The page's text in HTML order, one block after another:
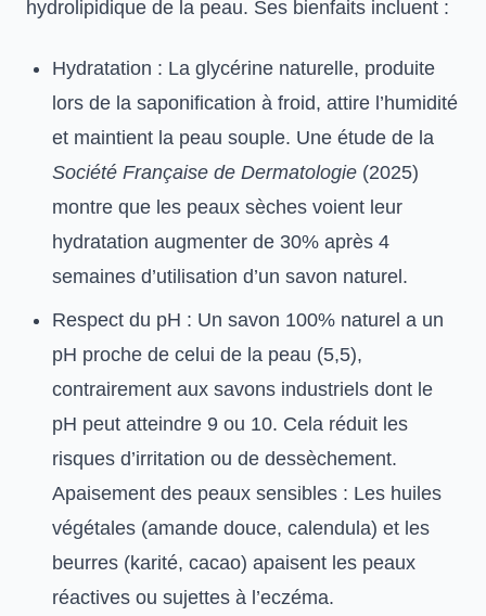
hydrolipidique de la peau. Ses bienfaits incluent :
Hydratation : La glycérine naturelle, produite
lors de la saponification à froid, attire l’humidité
et maintient la peau souple. Une étude de la
Société Française de Dermatologie (2025)
montre que les peaux sèches voient leur
hydratation augmenter de 30% après 4
semaines d’utilisation d’un savon naturel.
Respect du pH : Un savon 100% naturel a un
pH proche de celui de la peau (5,5),
contrairement aux savons industriels dont le
pH peut atteindre 9 ou 10. Cela réduit les
risques d’irritation ou de dessèchement.
Apaisement des peaux sensibles : Les huiles
végétales (amande douce, calendula) et les
beurres (karité, cacao) apaisent les peaux
réactives ou sujettes à l’eczéma.